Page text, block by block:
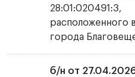
28:01:020491:3,
расположенного
города
б/н от